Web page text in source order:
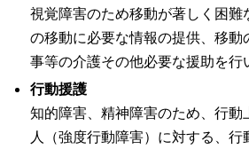
視覚障害のため移動が著しく困難
の移動に必要な情報の提供、移動
事等の介護その他必要な援助を行
行動援護
知的障害、精神障害のため、行動
人（強度行動障害）に対する、行